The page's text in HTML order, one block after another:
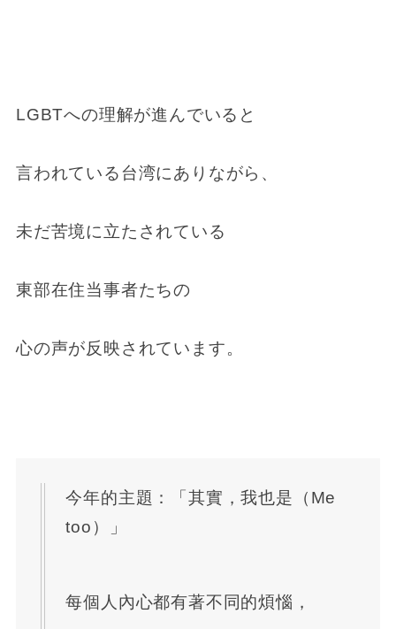
LGBTへの理解が進んでいると
言われている台湾にありながら、
未だ苦境に立たされている
東部在住当事者たちの
心の声が反映されています。
今年的主題：「其實，我也是（Me
too）」
每個人內心都有著不同的煩惱，